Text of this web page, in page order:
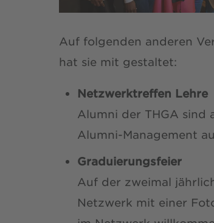
Auf folgenden anderen
hat sie mit gestaltet:
Netzwerktreffen Lehre
Alumni der THGA sind
Alumni-Management
Graduierungsfeier
Auf der zweimal
Netzwerk mit einer